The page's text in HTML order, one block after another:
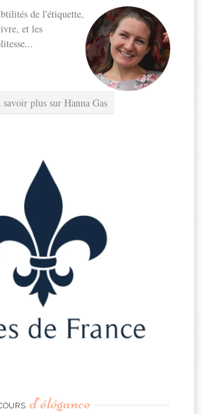
de l'étiquette,
et les
plus sur Hanna Gas
d’élégance